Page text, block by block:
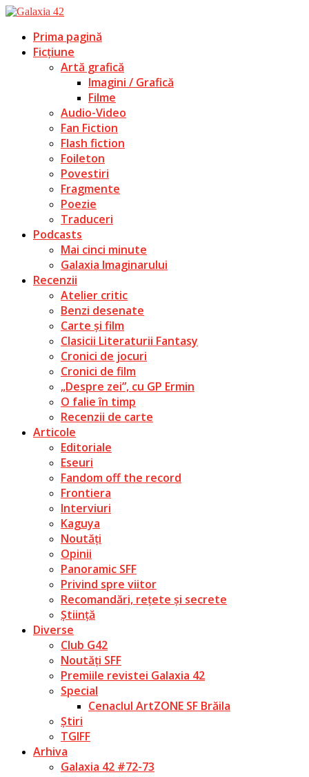
Prima pagină
Ficțiune
Artă grafică
Imagini / Grafică
Filme
Audio-Video
Fan Fiction
Flash fiction
Foileton
Povestiri
Fragmente
Poezie
Traduceri
Podcasts
Mai cinci minute
Galaxia Imaginarului
Recenzii
Atelier critic
Benzi desenate
Carte și film
Clasicii Literaturii Fantasy
Cronici de jocuri
Cronici de film
„Despre zei”, cu GP Ermin
O falie în timp
Recenzii de carte
Articole
Editoriale
Eseuri
Fandom off the record
Frontiera
Interviuri
Kaguya
Noutăți
Opinii
Panoramic SFF
Privind spre viitor
Recomandări, rețete și secrete
Știință
Diverse
Club G42
Noutăți SFF
Premiile revistei Galaxia 42
Special
Cenaclul ArtZONE SF Brăila
Știri
TGIFF
Arhiva
Galaxia 42 #72-73